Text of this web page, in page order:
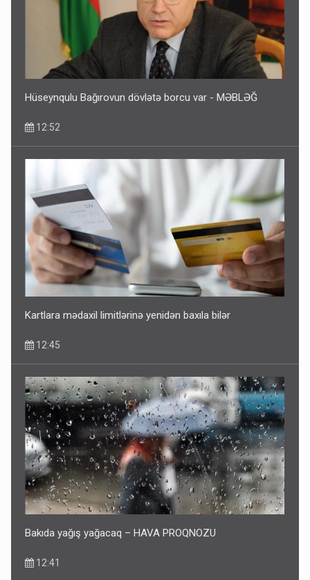
Hüseynqulu Bağırovun dövlətə borcu var - MƏBLƏĞ
12:52
Kartlara mədaxil limitlərinə yenidən baxıla bilər
12:45
Bakıda yağış yağacaq – HAVA PROQNOZU
12:41